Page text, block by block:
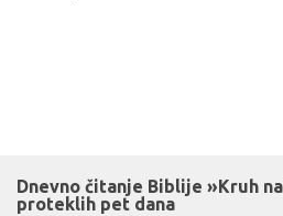
Dnevno čitanje Biblije »Kruh
proteklih pet dana